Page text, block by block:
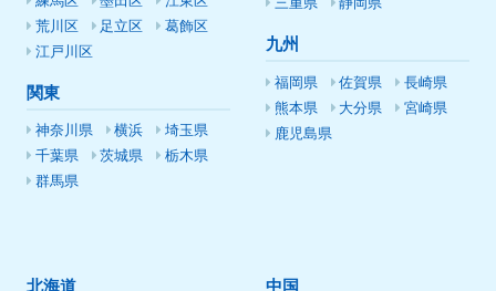
荒川区
足立区
葛飾区
江戸川区
関東
神奈川県 横浜
埼玉県
千葉県
茨城県
栃木県
群馬県
三重県
静岡県
九州
福岡県 佐賀県
長崎県
熊本県
大分県
宮崎県
鹿児島県
北海道 中国